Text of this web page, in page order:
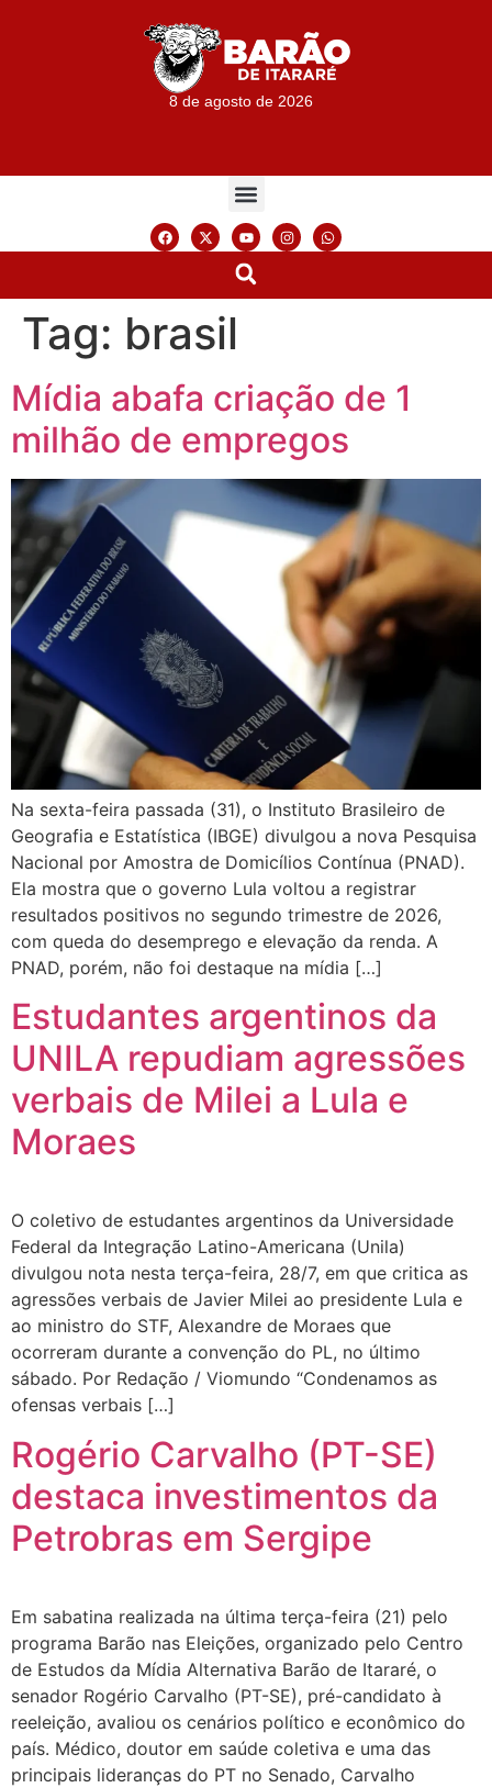
8 de agosto de 2026
Tag: brasil
Mídia abafa criação de 1
milhão de empregos
Na sexta-feira passada (31), o Instituto Brasileiro de
Geografia e Estatística (IBGE) divulgou a nova Pesquisa
Nacional por Amostra de Domicílios Contínua (PNAD).
Ela mostra que o governo Lula voltou a registrar
resultados positivos no segundo trimestre de 2026,
com queda do desemprego e elevação da renda. A
PNAD, porém, não foi destaque na mídia […]
Estudantes argentinos da
UNILA repudiam agressões
verbais de Milei a Lula e
Moraes
O coletivo de estudantes argentinos da Universidade
Federal da Integração Latino-Americana (Unila)
divulgou nota nesta terça-feira, 28/7, em que critica as
agressões verbais de Javier Milei ao presidente Lula e
ao ministro do STF, Alexandre de Moraes que
ocorreram durante a convenção do PL, no último
sábado. Por Redação / Viomundo “Condenamos as
ofensas verbais […]
Rogério Carvalho (PT-SE)
destaca investimentos da
Petrobras em Sergipe
Em sabatina realizada na última terça-feira (21) pelo
programa Barão nas Eleições, organizado pelo Centro
de Estudos da Mídia Alternativa Barão de Itararé, o
senador Rogério Carvalho (PT-SE), pré-candidato à
reeleição, avaliou os cenários político e econômico do
país. Médico, doutor em saúde coletiva e uma das
principais lideranças do PT no Senado, Carvalho